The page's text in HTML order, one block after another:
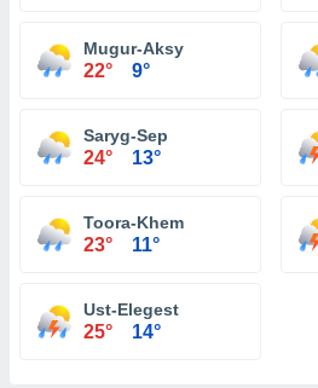
Mugur-Aksy
22° 9°
Saryg-Sep
24° 13°
Toora-Khem
23° 11°
Ust-Elegest
25° 14°